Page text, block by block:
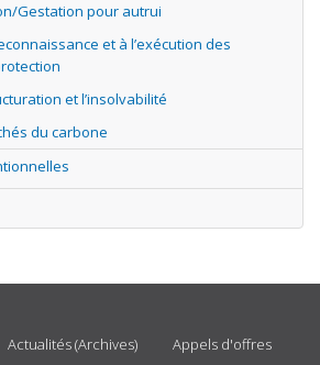
Gestation pour autrui
et à l’exécution des
et l’insolvabilité
du carbone
Actualités (Archives)
Appels d'offres